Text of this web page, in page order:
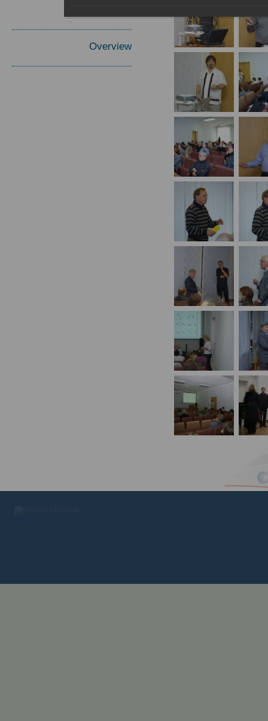
Overview